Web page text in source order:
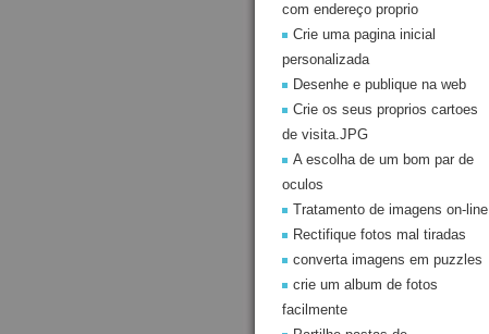
com endereço proprio
Crie uma pagina inicial
personalizada
Desenhe e publique na web
Crie os seus proprios cartoes
de visita.JPG
A escolha de um bom par de
oculos
Tratamento de imagens on-line
Rectifique fotos mal tiradas
converta imagens em puzzles
crie um album de fotos
facilmente